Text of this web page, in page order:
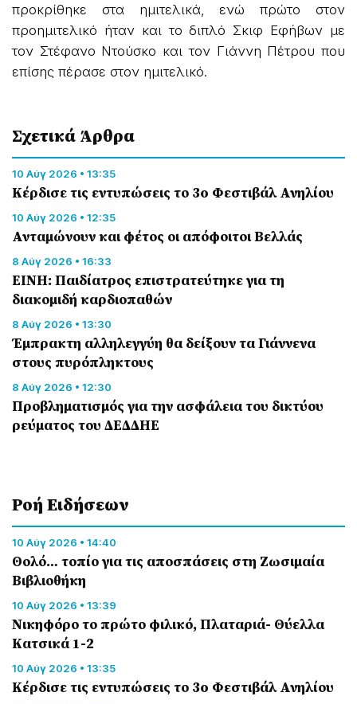
προκρίθηκε στα ημιτελικά, ενώ πρώτο στον
προημιτελικό ήταν και το διπλό Σκιφ Εφήβων με
τον Στέφανο Ντούσκο και τον Γιάννη Πέτρου που
επίσης πέρασε στον ημιτελικό.
Σχετικά Άρθρα
10 Αύγ 2026 • 13:35
Κέρδισε τις εντυπώσεις το 3o Φεστιβάλ Ανηλίου
10 Αύγ 2026 • 12:35
Ανταμώνουν και φέτος οι απόφοιτοι Βελλάς
8 Αύγ 2026 • 16:33
ΕΙΝΗ: Παιδίατρος επιστρατεύτηκε για τη
διακομιδή καρδιοπαθών
8 Αύγ 2026 • 13:30
Έμπρακτη αλληλεγγύη θα δείξουν τα Γιάννενα
στους πυρόπληκτους
8 Αύγ 2026 • 12:30
Προβληματισμός για την ασφάλεια του δικτύου
ρεύματος του ΔΕΔΔΗΕ
Ροή Eιδήσεων
10 Αύγ 2026 • 14:40
Θολό… τοπίο για τις αποσπάσεις στη Ζωσιμαία
Βιβλιοθήκη
10 Αύγ 2026 • 13:39
Νικηφόρο το πρώτο φιλικό, Πλαταριά- Θύελλα
Κατσικά 1-2
10 Αύγ 2026 • 13:35
Κέρδισε τις εντυπώσεις το 3o Φεστιβάλ Ανηλίου